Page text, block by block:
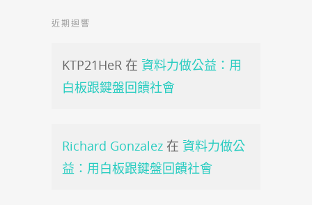
近期迴響
KTP21HeR 在 資料力做公益：用
白板跟鍵盤回饋社會
Richard Gonzalez 在 資料力做公
益：用白板跟鍵盤回饋社會